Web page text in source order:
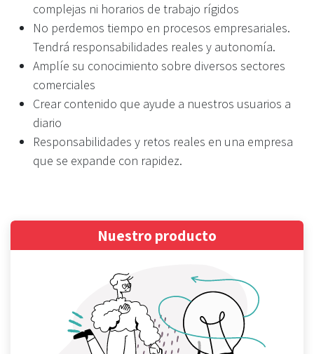
complejas ni horarios de trabajo rígidos
No perdemos tiempo en procesos empresariales.
Tendrá responsabilidades reales y autonomía.
Amplíe su conocimiento sobre diversos sectores
comerciales
Crear contenido que ayude a nuestros usuarios a
diario
Responsabilidades y retos reales en una empresa
que se expande con rapidez.
Nuestro producto